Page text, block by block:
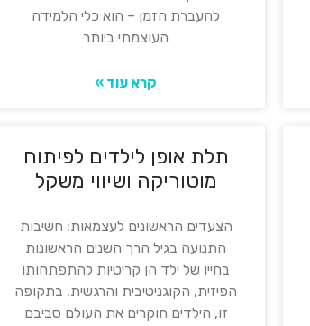
להעברת הזמן – הוא כלי הלמידה
העוצמתי ביותר
קרא עוד »
תלת אופן לילדים לפיתוח
מוטוריקה ושיווי משקל
הצעדים הראשונים לעצמאות: חשיבות
התנועה בגיל הרך השנים הראשונות
בחייו של ילד הן קריטיות להתפתחותו
הפיזית, הקוגניטיבית והרגשית. בתקופה
זו, הילדים חוקרים את העולם סביבם